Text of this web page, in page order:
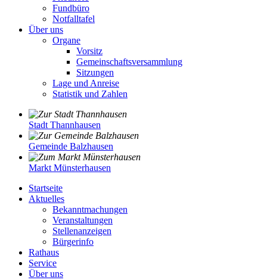
Fundbüro
Notfalltafel
Über uns
Organe
Vorsitz
Gemeinschaftsversammlung
Sitzungen
Lage und Anreise
Statistik und Zahlen
Stadt Thannhausen
Gemeinde Balzhausen
Markt Münsterhausen
Startseite
Aktuelles
Bekanntmachungen
Veranstaltungen
Stellenanzeigen
Bürgerinfo
Rathaus
Service
Über uns